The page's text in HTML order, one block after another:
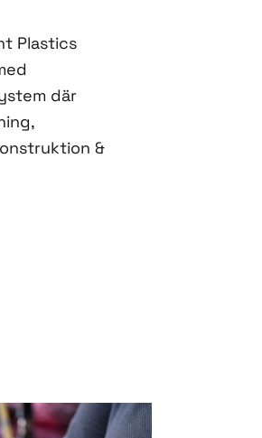
Plastics
där
&